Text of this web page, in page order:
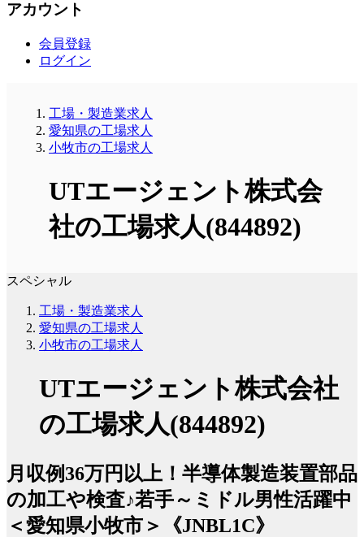
アカウント
会員登録
ログイン
工場・製造業求人
愛知県の工場求人
小牧市の工場求人
UTエージェント株式会
社の工場求人(844892)
スペシャル
工場・製造業求人
愛知県の工場求人
小牧市の工場求人
UTエージェント株式会社
の工場求人(844892)
月収例36万円以上！半導体製造装置部品
の加工や検査♪若手～ミドル男性活躍中
＜愛知県小牧市＞《JNBL1C》